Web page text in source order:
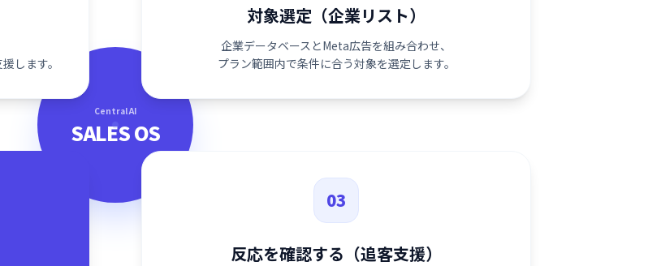
Central AI
SALES OS
します。
対象選定（企業リスト）
企業データベースとMeta広告を組み合わせ、
プラン範囲内で条件に合う対象を選定します。
03
反応を確認する（追客支援）